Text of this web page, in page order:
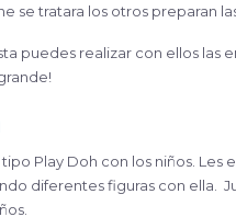
se tratara los otros preparan
puedes realizar con ellos las
tipo Play Doh con los niños. Les
diferentes figuras con ella.